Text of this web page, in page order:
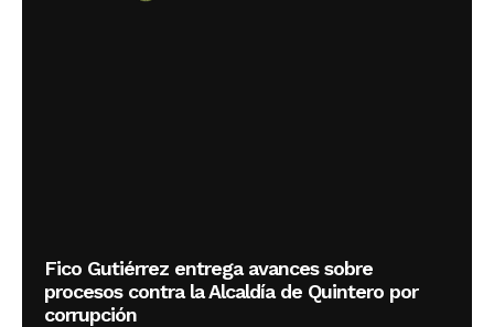
Fico Gutiérrez entrega avances sobre
procesos contra la Alcaldía de Quintero por
corrupción